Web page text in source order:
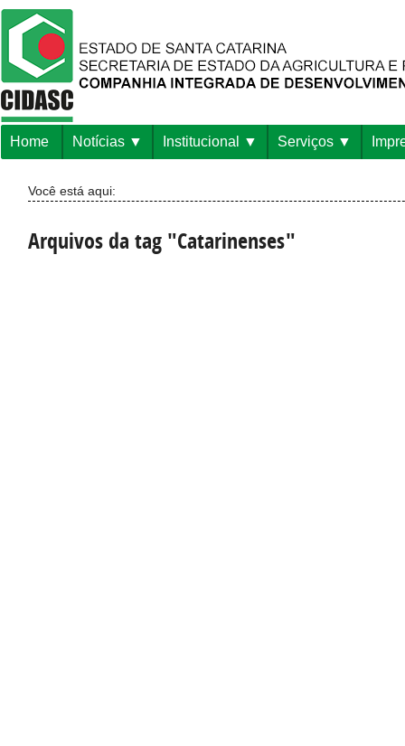
Home Notícias Institucional Serviços
Você está aqui:
Arquivos da tag "Catarinenses"